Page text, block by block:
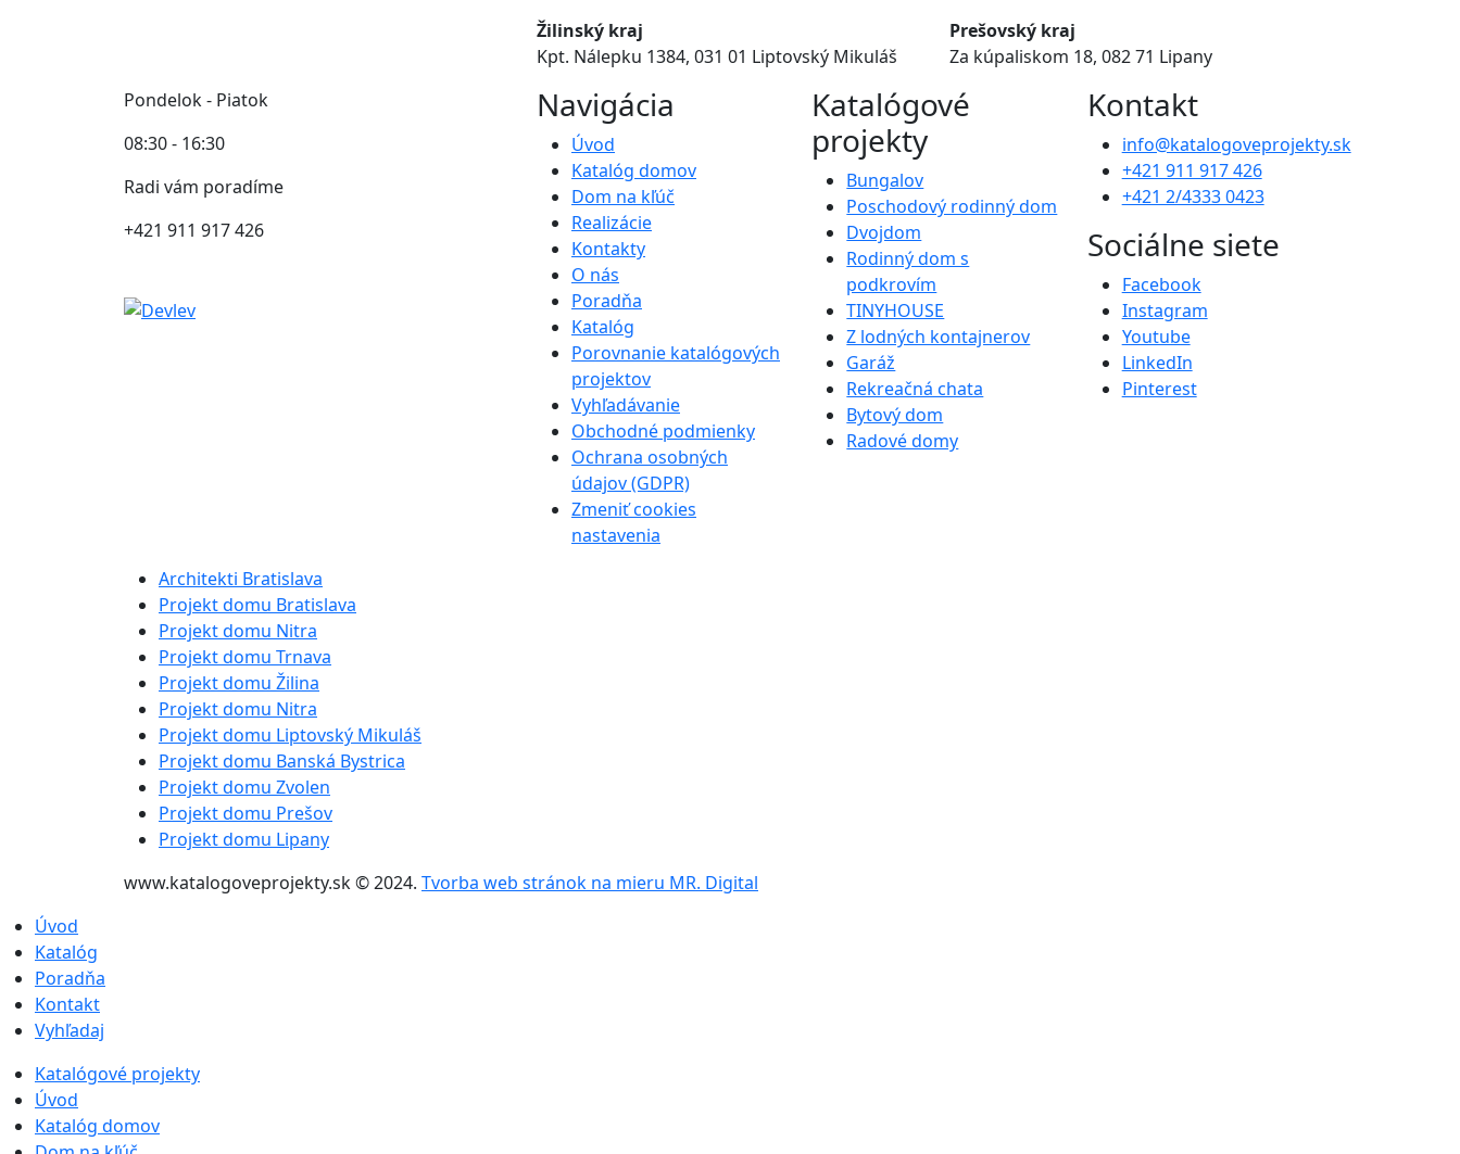
Žilinský kraj
Kpt. Nálepku 1384, 031 01 Liptovský Mikuláš
Prešovský kraj
Za kúpaliskom 18, 082 71 Lipany
Pondelok - Piatok
08:30 - 16:30
Radi vám poradíme
+421 911 917 426
Navigácia
Úvod
Katalóg domov
Dom na kľúč
Realizácie
Kontakty
O nás
Poradňa
Katalóg
Porovnanie katalógových
projektov
Vyhľadávanie
Obchodné podmienky
Ochrana osobných
údajov (GDPR)
Zmeniť cookies
nastavenia
Katalógové
projekty
Bungalov
Poschodový rodinný dom
Dvojdom
Rodinný dom s
podkrovím
TINYHOUSE
Z lodných kontajnerov
Garáž
Rekreačná chata
Bytový dom
Radové domy
Kontakt
info@katalogoveprojekty.sk
+421 911 917 426
+421 2/4333 0423
Sociálne siete
Facebook
Instagram
Youtube
LinkedIn
Pinterest
Architekti Bratislava
Projekt domu Bratislava
Projekt domu Nitra
Projekt domu Trnava
Projekt domu Žilina
Projekt domu Nitra
Projekt domu Liptovský Mikuláš
Projekt domu Banská Bystrica
Projekt domu Zvolen
Projekt domu Prešov
Projekt domu Lipany
www.katalogoveprojekty.sk © 2024. Tvorba web stránok na mieru MR. Digital
Úvod
Katalóg
Poradňa
Kontakt
Vyhľadaj
Katalógové projekty
Úvod
Katalóg domov